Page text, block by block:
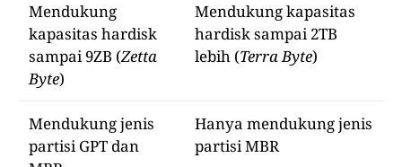
Mendukung
kapasitas hardisk
sampai 9ZB (Zetta
Byte)
Mendukung kapasitas
hardisk sampai 2TB
lebih (Terra Byte)
Mendukung jenis
partisi GPT dan
Hanya mendukung jenis
partisi MBR